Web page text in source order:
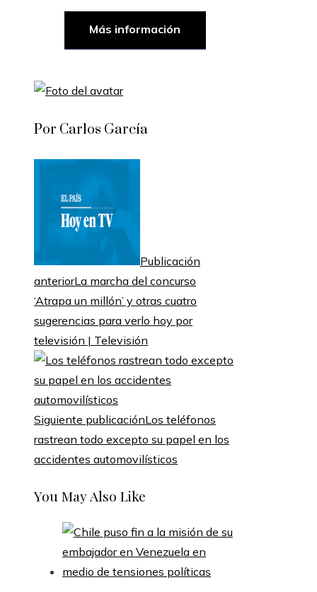
Más información
Por Carlos García
Publicación
anteriorLa marcha del concurso
‘Atrapa un millón’ y otras cuatro
sugerencias para verlo hoy por
televisión | Televisión
Siguiente publicaciónLos teléfonos
rastrean todo excepto su papel en los
accidentes automovilísticos
You May Also Like